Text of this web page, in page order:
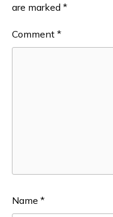
are marked *
Comment *
Name *